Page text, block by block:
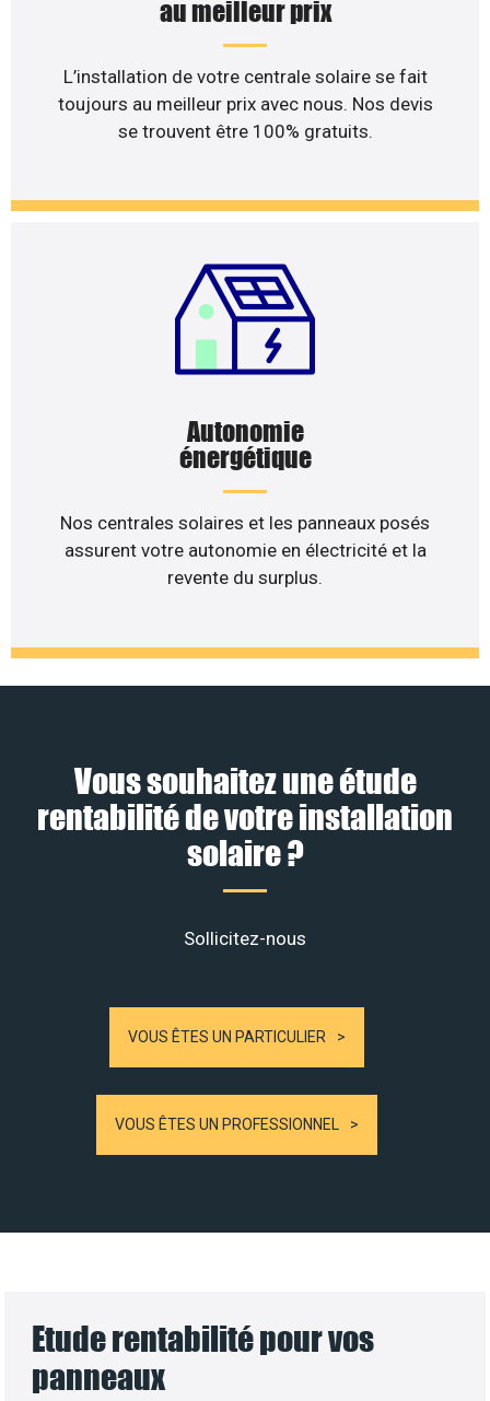
au meilleur prix
L’installation de votre centrale solaire se fait
toujours au meilleur prix avec nous. Nos devis
se trouvent être 100% gratuits.
Autonomie
énergétique
Nos centrales solaires et les panneaux posés
assurent votre autonomie en électricité et la
revente du surplus.
Vous souhaitez une étude
rentabilité de votre installation
solaire ?
Sollicitez-nous
VOUS ÊTES UN PARTICULIER
VOUS ÊTES UN PROFESSIONNEL
Etude rentabilité pour vos
panneaux